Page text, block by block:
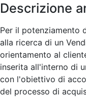
Descrizione
Per il potenziamento
alla ricerca di un
orientamento al
inserita all'interno di
con l'obiettivo di
del processo di